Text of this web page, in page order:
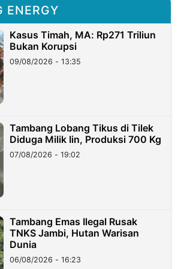
ENERGY
Kasus Timah, MA: Rp271 Triliun
Bukan Korupsi
09/08/2026 - 13:35
Tambang Lobang Tikus di Tilek
Diduga Milik Iin, Produksi 700 Kg
07/08/2026 - 19:02
Tambang Emas Ilegal Rusak
TNKS Jambi, Hutan Warisan
Dunia
06/08/2026 - 16:23